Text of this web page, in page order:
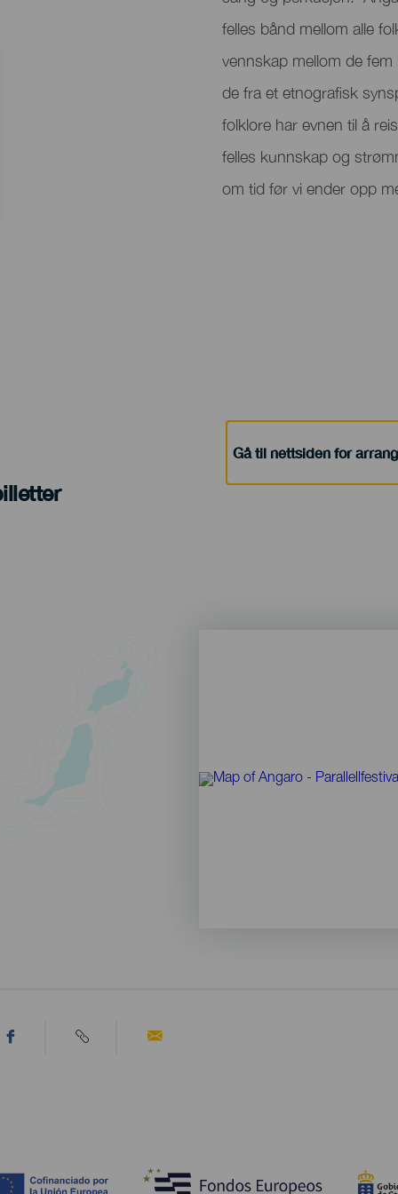
felles bånd mellom alle
vennskap mellom de
de fra et etnografisk
folklore har evnen til å
felles kunnskap og
om tid før vi ender opp
Gå til nettsiden for